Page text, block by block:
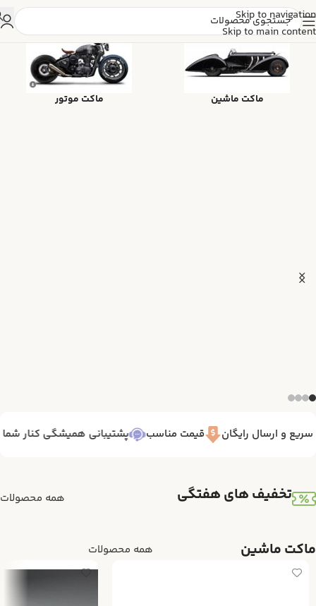
Skip to navigation
Skip to main content
ماکت ماشین ماکت موتور
پشتیبانی همیشگی کنار شما 7/24 قیمت مناسب و ارسال رایگان
تخفیف های هفتگی همه محصولات
ماکت ماشین همه محصولات